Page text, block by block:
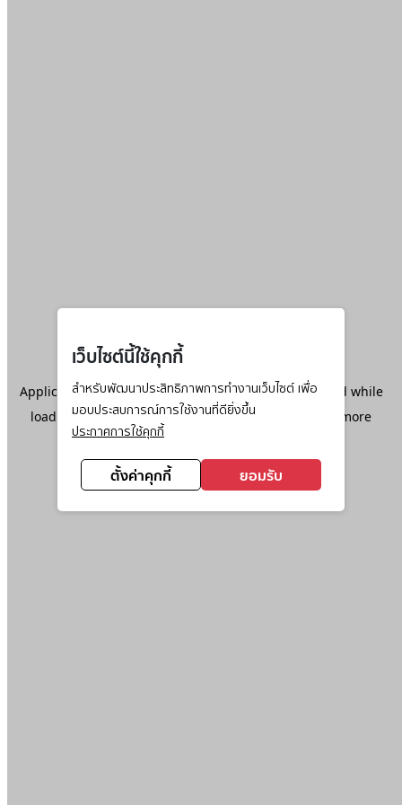
เว็บไซต์นี้ใช้คุกกี้
สำหรับพัฒนาประสิทธิภาพการทำงานเว็บไซต์ เพื่อ
มอบประสบการณ์การใช้งานที่ดียิ่งขึ้น
ประกาศการใช้คุกกี้
ตั้งค่าคุกกี้ ยอมรับ
Application error: aclient-side exception has occurred while
loadingwww.ktc.co.th(see the browser console
for more
information).